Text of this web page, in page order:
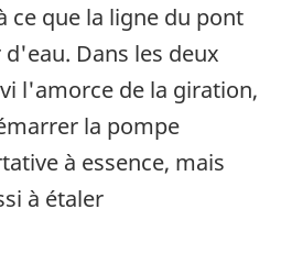
ce que la ligne du pont
Dans les deux
l'amorce de la giration,
la pompe
à essence, mais
à étaler